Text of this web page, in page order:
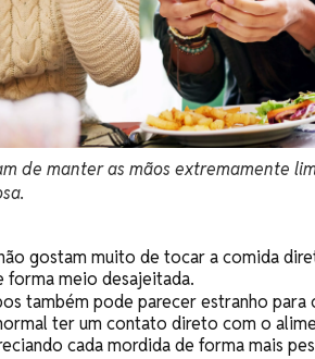
de manter as mãos extremamente
gostam muito de tocar a comida
forma meio desajeitada.
também pode parecer estranho para
ter um contato direto com o
cada mordida de forma mais